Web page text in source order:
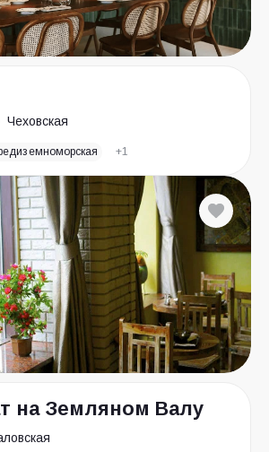
Чеховская
+1
на Земляном Валу